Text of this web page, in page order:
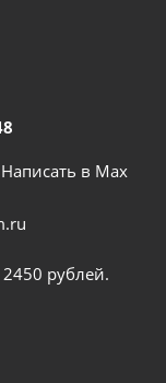
Написать в Мах
2450 рублей.